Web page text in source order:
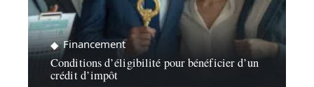
Financement
Conditions d’éligibilité pour bénéficier d’un
crédit d’impôt